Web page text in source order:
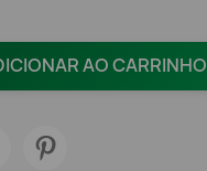
AO CARRINHO